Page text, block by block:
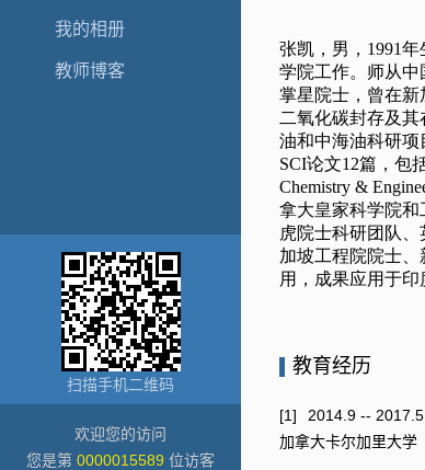
我的相册
教师博客
扫描手机二维码
欢迎您的访问
您是第 0000015589 位访客
教育经历
[1]
2014.9 -- 2017.5
加拿大卡尔加里大学